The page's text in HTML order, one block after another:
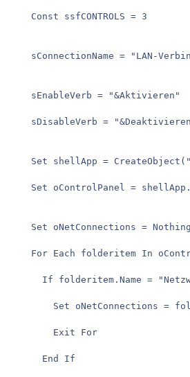
    Const ssfCONTROLS = 3
sConnectionName = "LAN-
    sEnableVerb = "&Aktivieren"
sDisableVerb =
Set shellApp =
Set oControlPanel =
    Set oNetConnections = Nothing
For Each folderitem In
If folderitem.Name =
Set oNetConnections =
        Exit For
      End If